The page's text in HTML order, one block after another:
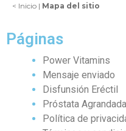
< Inicio | Mapa del sitio
Páginas
Power Vitamins
Mensaje enviado
Disfunsión Eréctil
Próstata Agrandada
Política de